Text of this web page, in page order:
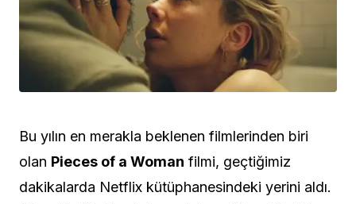
Bu yılın en merakla beklenen filmlerinden biri
olan Pieces of a Woman filmi, geçtiğimiz
dakikalarda Netflix kütüphanesindeki yerini aldı.